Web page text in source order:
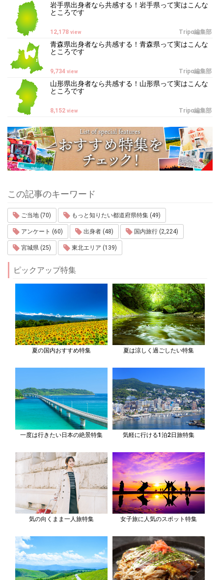
岩手県出身者なら共感する！岩手県って実はこんな
ところです
Tripα編集部
12,178 view
青森県出身者なら共感する！青森県って実はこんな
ところです
Tripα編集部
9,734 view
山形県出身者なら共感する！山形県って実はこんな
ところです
Tripα編集部
8,152 view
この記事のキーワード
ご当地 (70) もっと知りたい都道府県特集 (49)
アンケート (60) 出身者 (48) 国内旅行 (2,224)
宮城県 (25) 東北エリア (139)
ピックアップ特集
夏の国内おすすめ特集 夏は涼しく過ごしたい特集
一度は行きたい日本の絶景特集 気軽に行ける1泊2日旅特集
気の向くまま一人旅特集 女子旅に人気のスポット特集